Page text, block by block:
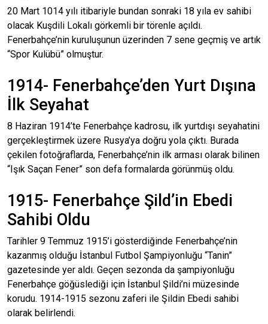
20 Mart 1014 yılı itibariyle bundan sonraki 18 yıla ev sahibi
olacak Kuşdili Lokalı görkemli bir törenle açıldı.
Fenerbahçe’nin kuruluşunun üzerinden 7 sene geçmiş ve artık
“Spor Kulübü” olmuştur.
1914- Fenerbahçe’den Yurt Dışına
İlk Seyahat
8 Haziran 1914’te Fenerbahçe kadrosu, ilk yurtdışı seyahatini
gerçekleştirmek üzere Rusya’ya doğru yola çıktı. Burada
çekilen fotoğraflarda, Fenerbahçe’nin ilk arması olarak bilinen
“Işık Saçan Fener” son defa formalarda görünmüş oldu.
1915- Fenerbahçe Şild’in Ebedi
Sahibi Oldu
Tarihler 9 Temmuz 1915’i gösterdiğinde Fenerbahçe’nin
kazanmış olduğu İstanbul Futbol Şampiyonluğu “Tanin”
gazetesinde yer aldı. Geçen sezonda da şampiyonluğu
Fenerbahçe göğüslediği için İstanbul Şildi’ni müzesinde
korudu. 1914-1915 sezonu zaferi ile Şildin Ebedi sahibi
olarak belirlendi.